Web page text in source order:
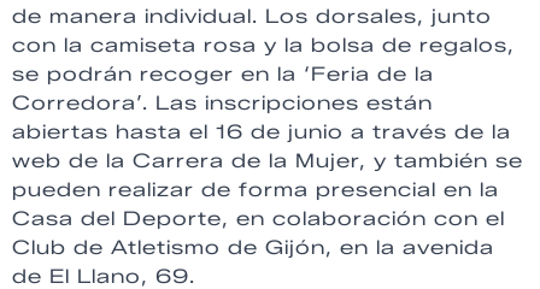
de manera individual. Los dorsales, junto
con la camiseta rosa y la bolsa de regalos,
se podrán recoger en la ‘Feria de la
Corredora’. Las inscripciones están
abiertas hasta el 16 de junio a través de la
web de la Carrera de la Mujer, y también se
pueden realizar de forma presencial en la
Casa del Deporte, en colaboración con el
Club de Atletismo de Gijón, en la avenida
de El Llano, 69.